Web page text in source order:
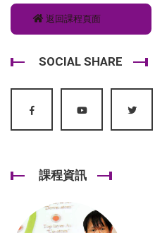
返回課程頁面
SOCIAL SHARE
課程資訊